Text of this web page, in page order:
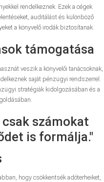
rendelkeznek. Ezek a cégek
auditálást és különböző
a könyvelő irodák biztosítanak.
támogatása
veszik a könyvelői tanácsoknak,
saját pénzügyi rendszerrel.
stratégiák kidolgozásában és a
számokat
is formálja."
hogy csökkentsék adóterheiket,